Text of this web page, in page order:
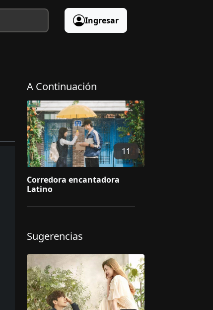
Ingresar
A Continuación
11
Corredora encantadora
Latino
Sugerencias